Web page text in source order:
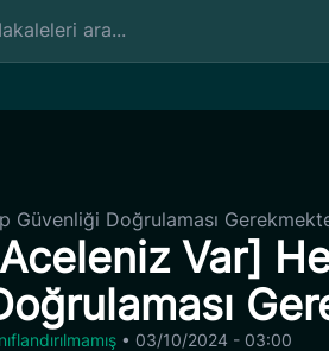
Güvenliği Doğrulaması
Var]
• 03/10/2024 - 03:00